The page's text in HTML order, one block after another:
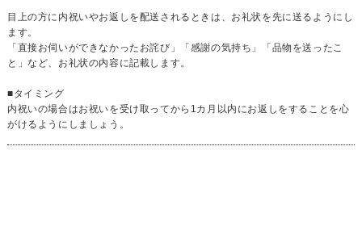
目上の方に内祝いやお返しを配送されるときは、お礼状を先に送るようにし
ます。
「直接お伺いができなかったお詫び」「感謝の気持ち」「品物を送ったこ
と」など、お礼状の内容に記載します。
■タイミング
内祝いの場合はお祝いを受け取ってから1カ月以内にお返しをすることを心
がけるようにしましょう。